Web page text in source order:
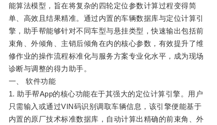
能算法模型，旨在将复杂的四轮定位参数计算过程变得简
单、高效且结果精准。通过内置的车辆数据库与定位计算引
擎，助手帮能够针对不同车型与悬挂类型，快速输出包括前
束角、外倾角、主销后倾角在内的核心参数，有效提升了维
修作业的操作流程标准化与服务方案专业化水平，成为现场
诊断与调整的得力助手。
一、 软件功能
1. 助手帮App的核心功能在于其强大的定位计算引擎。用户
只需输入或通过VIN码识别调取车辆信息，该引擎便能基于
内置的原厂技术标准数据库，自动计算出精确的前束角、外